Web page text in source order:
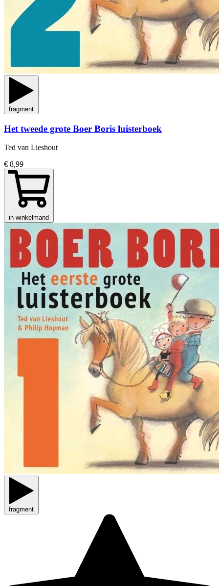
fragment
Het tweede grote Boer Boris luisterboek
Ted van Lieshout
€ 8,99
in winkelmand
fragment